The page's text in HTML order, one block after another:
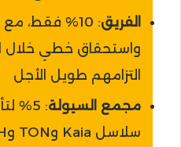
الفريق
: 10% فقط،
واستحقاق خطي خلال
التزامهم طويل الأجل
مجمع السيولة
: 5%
سلاسل Kaia وTON وETH